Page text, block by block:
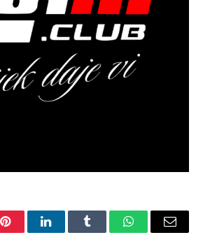
PinterestLinkedInTumblr WhatsAppEmail